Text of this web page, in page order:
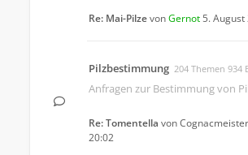
Re: Mai-PilzevonGernot 5.
Pilzbestimmung 204 Themen 934
Anfragen zur Bestimmung von
Re: Tomentella vonCognacmeister
20:02